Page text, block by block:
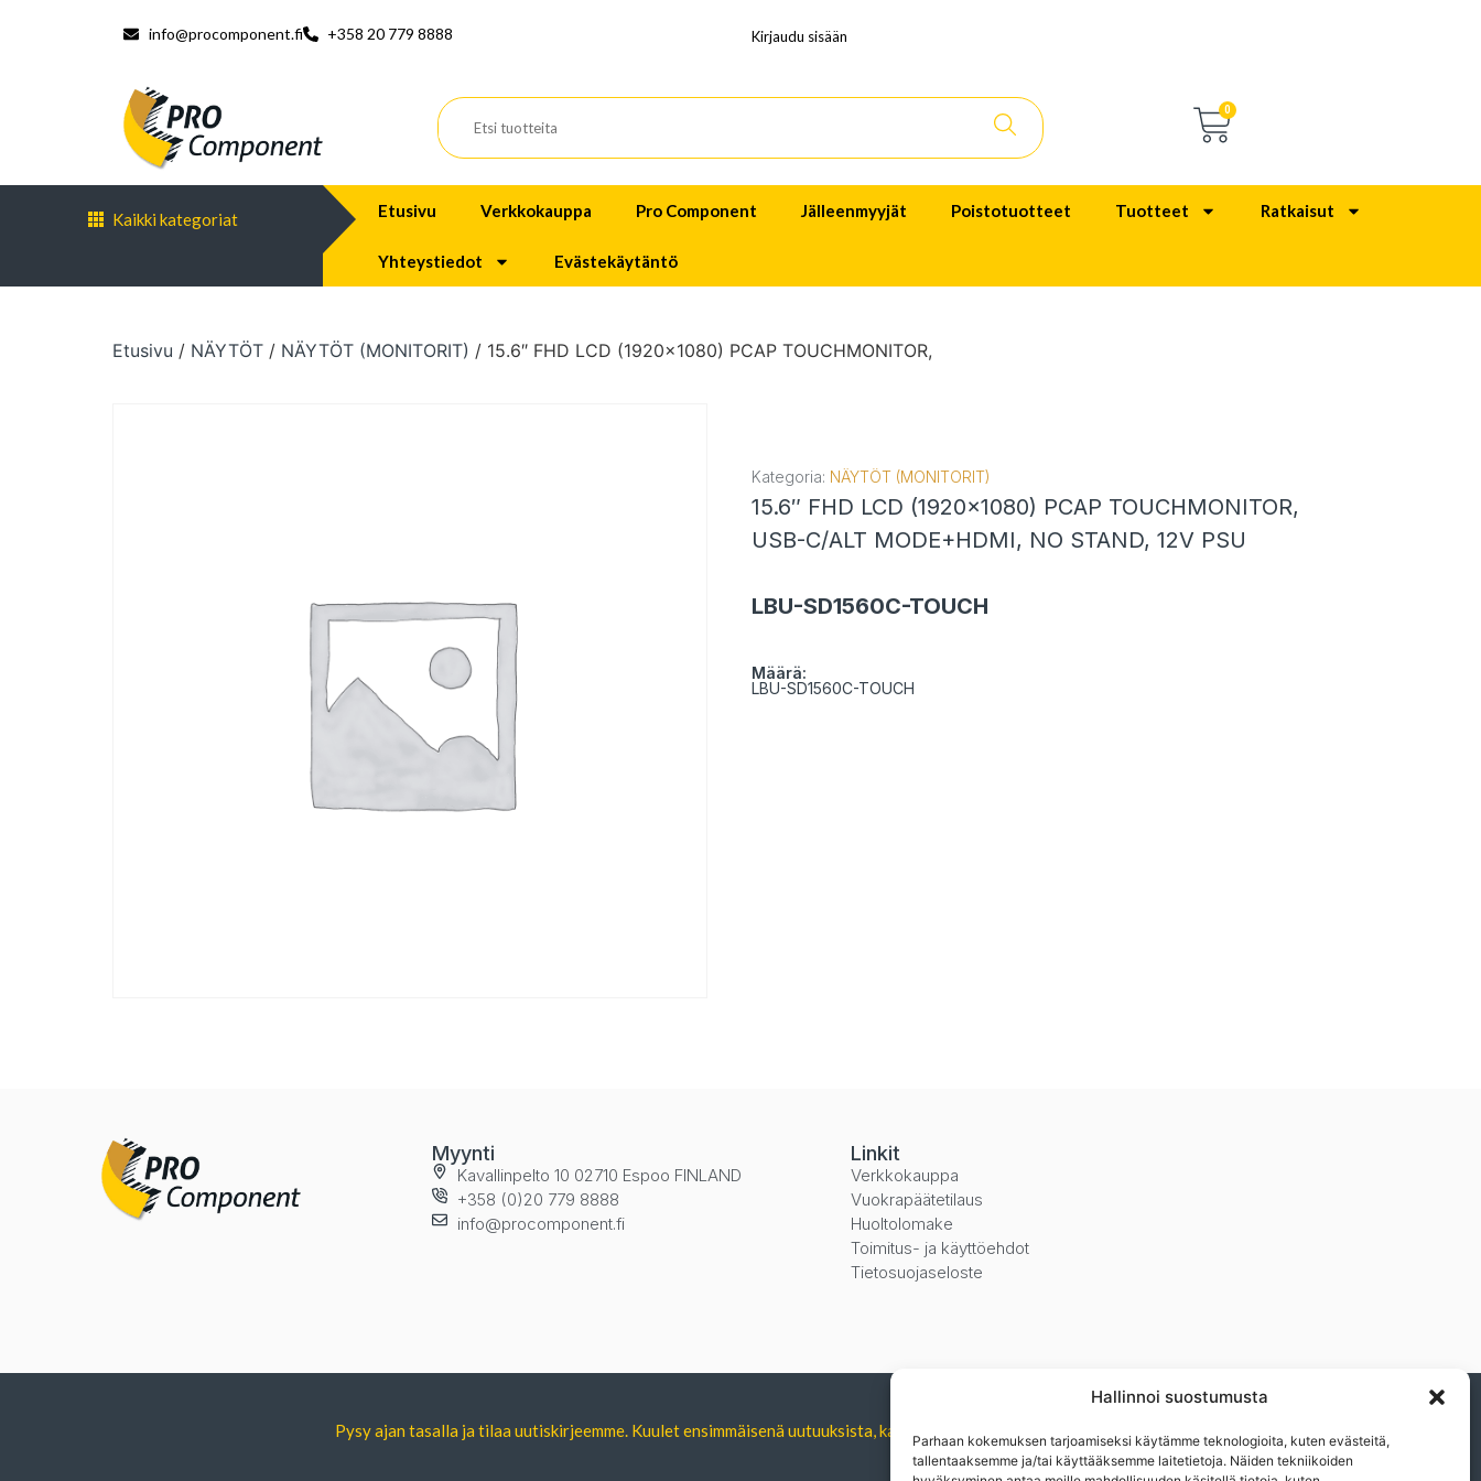
Hallinnoi suostumusta
Parhaan kokemuksen tarjoamiseksi käytämme teknologioita, kuten evästeitä,
tallentaaksemme ja/tai käyttääksemme laitetietoja. Näiden tekniikoiden
info@procomponent.fi +358 20 779 8888 Kirjaudu sisään
0
Kaikki kategoriat Etusivu Verkkokauppa Pro Component Jälleenmyyjät Poistotuotteet Tuotteet Ratkaisut
Yhteystiedot Evästekäytäntö
Etusivu / NÄYTÖT / NÄYTÖT (MONITORIT) / 15.6″ FHD LCD (1920×1080) PCAP TOUCHMONITOR,
Kategoria: NÄYTÖT (MONITORIT)
15.6″ FHD LCD (1920×1080) PCAP TOUCHMONITOR,
USB-C/ALT MODE+HDMI, NO STAND, 12V PSU
LBU-SD1560C-TOUCH
Määrä:
LBU-SD1560C-TOUCH
Myynti
Kavallinpelto 10 02710 Espoo FINLAND
+358 (0)20 779 8888
info@procomponent.fi
Linkit
Verkkokauppa
Vuokrapäätetilaus
Huoltolomake
Toimitus- ja käyttöehdot
Tietosuojaseloste
Pysy ajan tasalla ja tilaa uutiskirjeemme. Kuulet ensimmäisenä uutuuksista, kampanjoista ja muista eduistamme.n